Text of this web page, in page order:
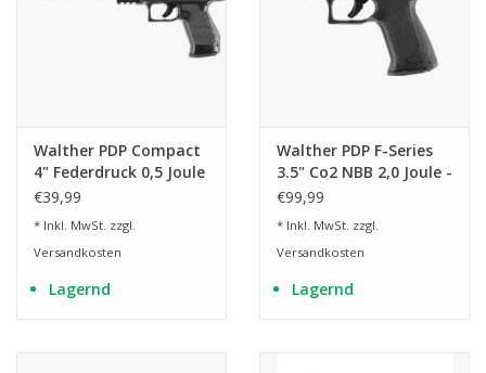
Walther PDP Compact
4" Federdruck 0,5 Joule
- BK
€39,99
* Inkl. MwSt. zzgl.
Versandkosten
Lagernd
Walther PDP F-Series
3.5" Co2 NBB 2,0 Joule -
BK
€99,99
* Inkl. MwSt. zzgl.
Versandkosten
Lagernd